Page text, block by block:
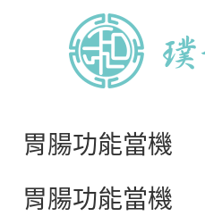
胃腸功能當機
胃腸功能當機